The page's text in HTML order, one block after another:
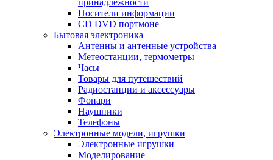
Носители информации
CD DVD портмоне
Бытовая электроника
Антенны и антенные устройства
Метеостанции, термометры
Часы
Товары для путешествий
Радиостанции и аксессуары
Фонари
Наушники
Телефоны
Электронные модели, игрушки
Электронные игрушки
Моделирование